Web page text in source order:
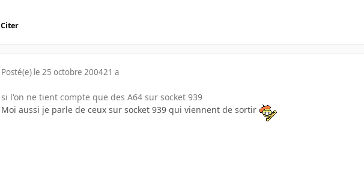
Citer
Posté(e) le 25 octobre 200421 a
si l'on ne tient compte que des A64 sur socket 939
Moi aussi je parle de ceux sur socket 939 qui viennent de sortir